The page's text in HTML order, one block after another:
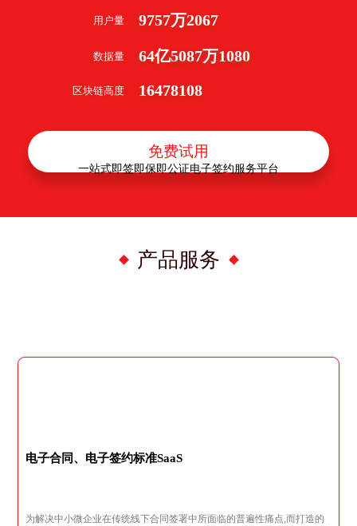
用户量 9757万2067
数据量 64亿5087万1080
区块链高度 16478108
免费试用
产品服务
一站式即签即保即公证电子签约服务平台
电子合同、电子签约标准SaaS
为解决中小微企业在传统线下合同签署中所面临的普遍性痛点,而打造的